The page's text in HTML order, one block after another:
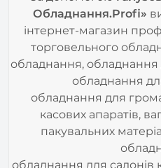
інтернет-магазин
торговельного
обладнання, обладнання
обладнання
обладнання для
касових апаратів,
пакувальних
обладнання для салонів
перукарів, для